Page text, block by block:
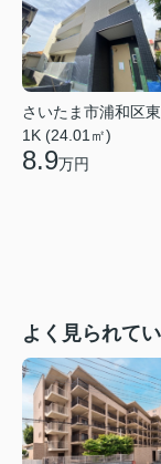
さいたま市浦和区
1K (24.01㎡)
8.9万円
よく見られて